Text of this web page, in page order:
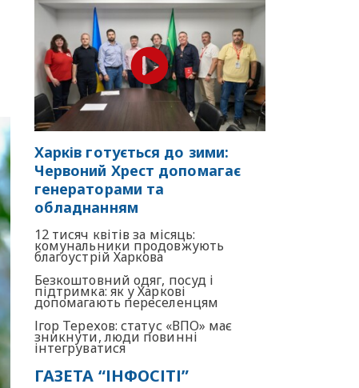
Харків готується до зими:
Червоний Хрест допомагає
генераторами та
обладнанням
12 тисяч квітів за місяць:
комунальники продовжують
благоустрій Харкова
Безкоштовний одяг, посуд і
підтримка: як у Харкові
допомагають переселенцям
Ігор Терехов: статус «ВПО» має
зникнути, люди повинні
інтегруватися
ГАЗЕТА “ІНФОСІТІ”